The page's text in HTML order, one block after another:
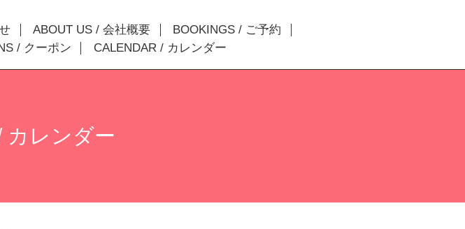
ABOUT US / 会社概要
BOOKINGS / ご予約
/ クーポン CALENDAR / カレンダー
カレンダー